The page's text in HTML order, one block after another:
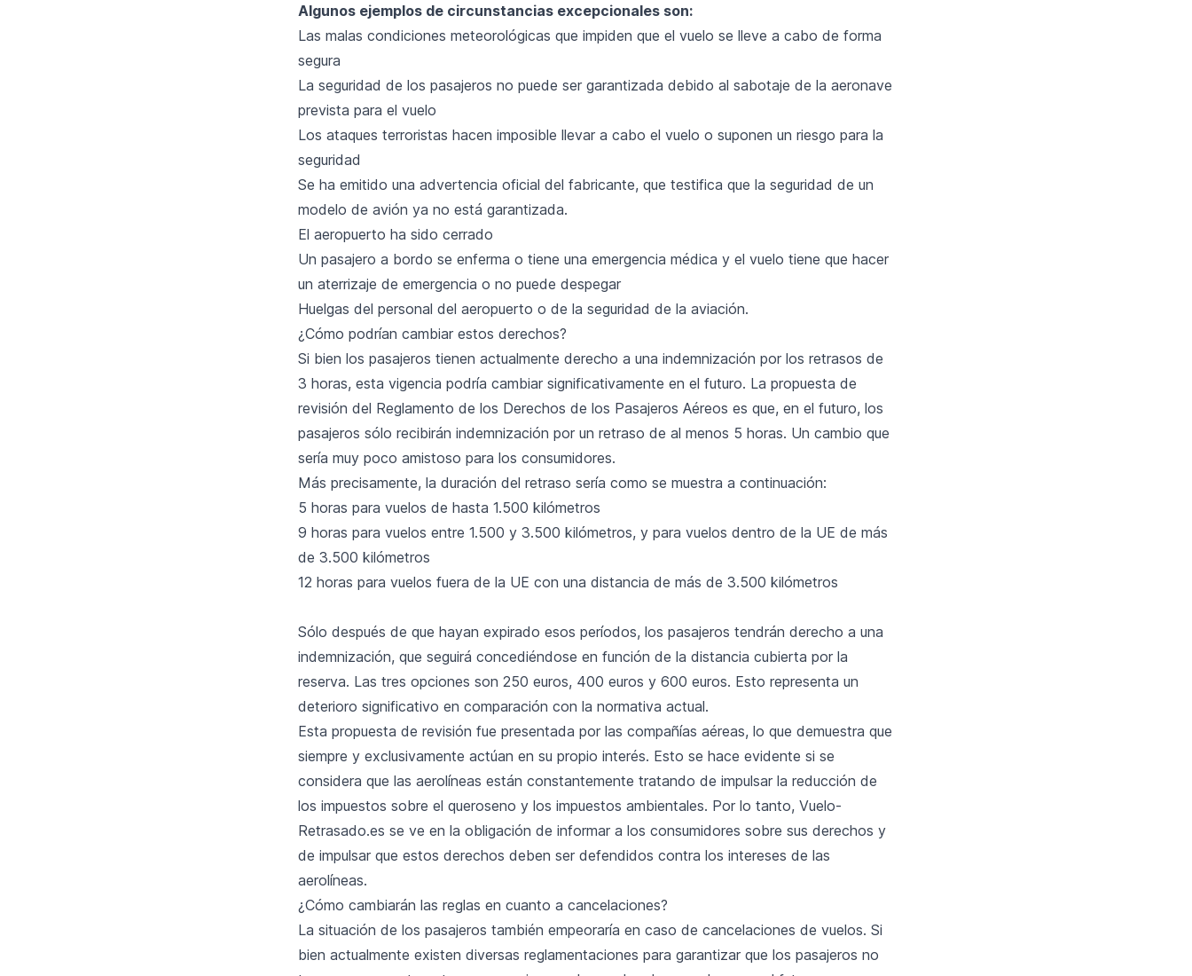
Algunos ejemplos de circunstancias excepcionales son:
Las malas condiciones meteorológicas que impiden que el vuelo se lleve a cabo de forma
segura
La seguridad de los pasajeros no puede ser garantizada debido al sabotaje de la aeronave
prevista para el vuelo
Los ataques terroristas hacen imposible llevar a cabo el vuelo o suponen un riesgo para la
seguridad
Se ha emitido una advertencia oficial del fabricante, que testifica que la seguridad de un
modelo de avión ya no está garantizada.
El aeropuerto ha sido cerrado
Un pasajero a bordo se enferma o tiene una emergencia médica y el vuelo tiene que hacer
un aterrizaje de emergencia o no puede despegar
Huelgas del personal del aeropuerto o de la seguridad de la aviación.
¿Cómo podrían cambiar estos derechos?
Si bien los pasajeros tienen actualmente derecho a una indemnización por los retrasos de
3 horas, esta vigencia podría cambiar significativamente en el futuro. La propuesta de
revisión del Reglamento de los Derechos de los Pasajeros Aéreos es que, en el futuro, los
pasajeros sólo recibirán indemnización por un retraso de al menos 5 horas. Un cambio que
sería muy poco amistoso para los consumidores.
Más precisamente, la duración del retraso sería como se muestra a continuación:
5 horas para vuelos de hasta 1.500 kilómetros
9 horas para vuelos entre 1.500 y 3.500 kilómetros, y para vuelos dentro de la UE de más
de 3.500 kilómetros
12 horas para vuelos fuera de la UE con una distancia de más de 3.500 kilómetros
Sólo después de que hayan expirado esos períodos, los pasajeros tendrán derecho a una
indemnización, que seguirá concediéndose en función de la distancia cubierta por la
reserva. Las tres opciones son 250 euros, 400 euros y 600 euros. Esto representa un
deterioro significativo en comparación con la normativa actual.
Esta propuesta de revisión fue presentada por las compañías aéreas, lo que demuestra que
siempre y exclusivamente actúan en su propio interés. Esto se hace evidente si se
considera que las aerolíneas están constantemente tratando de impulsar la reducción de
los impuestos sobre el queroseno y los impuestos ambientales. Por lo tanto, Vuelo-
Retrasado.es se ve en la obligación de informar a los consumidores sobre sus derechos y
de impulsar que estos derechos deben ser defendidos contra los intereses de las
aerolíneas.
¿Cómo cambiarán las reglas en cuanto a cancelaciones?
La situación de los pasajeros también empeoraría en caso de cancelaciones de vuelos. Si
bien actualmente existen diversas reglamentaciones para garantizar que los pasajeros no